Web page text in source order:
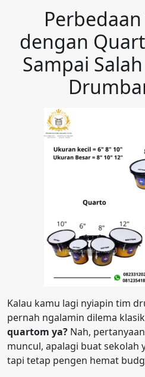
dengan
Sampai
Kalau kamu lagi nyiapin tim
pernah ngalamin dilema
quartom ya? Nah,
muncul, apalagi buat sekolah
tapi tetap pengen hemat